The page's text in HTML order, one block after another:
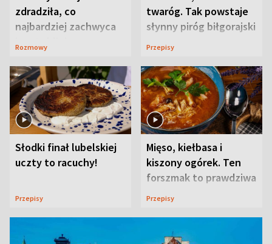
zdradziła, co
najbardziej zachwyca
ją w Lublinie
Rozmowy
twaróg. Tak powstaje
słynny piróg biłgorajski
Przepisy
Słodki finał lubelskiej
uczty to racuchy!
Przepisy
Mięso, kiełbasa i
kiszony ogórek. Ten
forszmak to prawdziwa
uczta
Przepisy